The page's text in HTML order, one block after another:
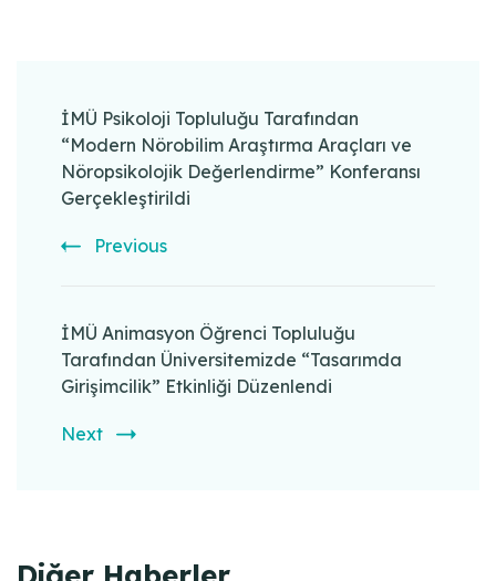
Navigation
İMÜ Psikoloji Topluluğu Tarafından
“Modern Nörobilim Araştırma Araçları ve
Nöropsikolojik Değerlendirme” Konferansı
Gerçekleştirildi
Previous
İMÜ Animasyon Öğrenci Topluluğu
Tarafından Üniversitemizde “Tasarımda
Girişimcilik” Etkinliği Düzenlendi
Next